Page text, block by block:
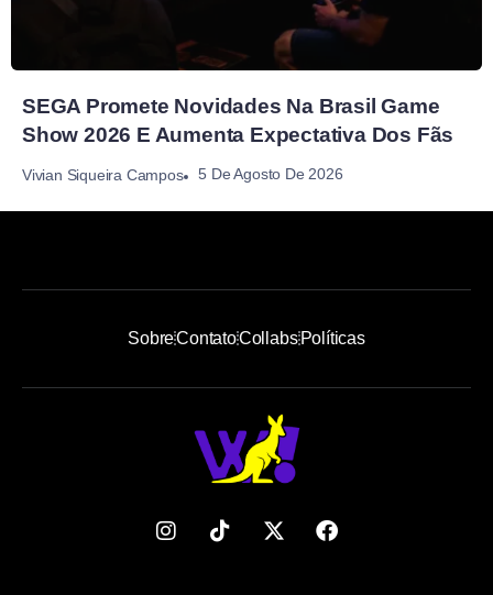
SEGA Promete Novidades Na Brasil Game
Show 2026 E Aumenta Expectativa Dos Fãs
Vivian Siqueira Campos 5 De Agosto De 2026
SobreContatoCollabsPolíticas